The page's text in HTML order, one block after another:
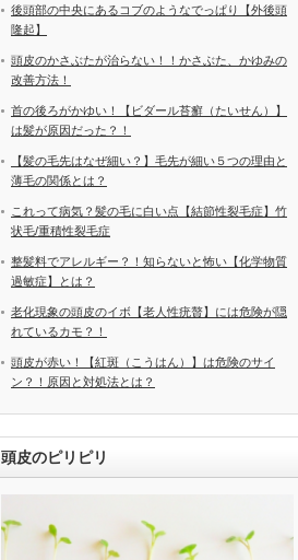
後頭部の中央にあるコブのようなでっぱり【外後頭
隆起】
頭皮のかさぶたが治らない！！かさぶた、かゆみの
改善方法！
首の後ろがかゆい！【ビダール苔癬（たいせん）】
は髪が原因だった？！
【髪の毛先はなぜ細い？】毛先が細い５つの理由と
薄毛の関係とは？
これって病気？髪の毛に白い点【結節性裂毛症】竹
状毛/重積性裂毛症
整髪料でアレルギー？！知らないと怖い【化学物質
過敏症】とは？
老化現象の頭皮のイボ【老人性疣贅】には危険が隠
れているカモ？！
頭皮が赤い！【紅斑（こうはん）】は危険のサイ
ン？！原因と対処法とは？
頭皮のピリピリ